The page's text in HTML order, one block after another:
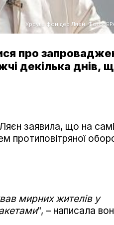
Урсула фон дер Ляєн. Фото:
про
декілька днів,
заявила, що на
протиповітряної
мирних жителів у
", – написала